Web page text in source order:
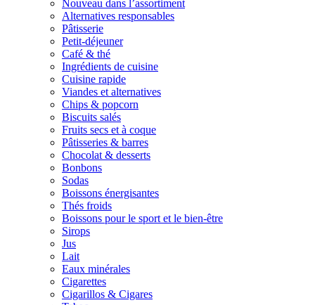
Nouveau dans l’assortiment
Alternatives responsables
Pâtisserie
Petit-déjeuner
Café & thé
Ingrédients de cuisine
Cuisine rapide
Viandes et alternatives
Chips & popcorn
Biscuits salés
Fruits secs et à coque
Pâtisseries & barres
Chocolat & desserts
Bonbons
Sodas
Boissons énergisantes
Thés froids
Boissons pour le sport et le bien-être
Sirops
Jus
Lait
Eaux minérales
Cigarettes
Cigarillos & Cigares